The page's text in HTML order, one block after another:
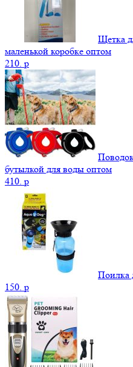
Щетка
маленькой коробке оптом
210. p
бутылкой для воды оптом
410. p
Поилка
150. p